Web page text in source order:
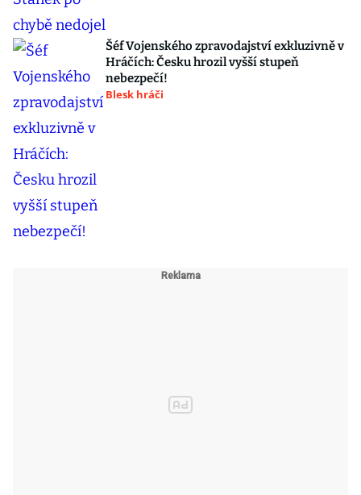
Šéf Vojenského zpravodajství exkluzivně v
Hráčích: Česku hrozil vyšší stupeň
nebezpečí!
Blesk hráči